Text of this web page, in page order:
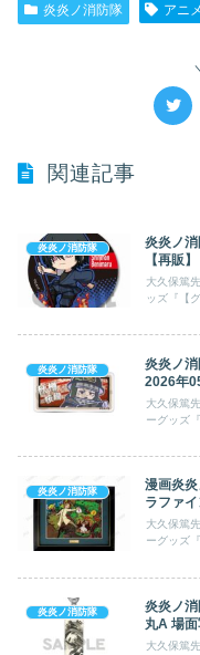
炎炎ノ消防隊 アニ
関連記事
炎炎ノ消防隊
炎炎ノ
【再販
大久保篤
ッズ『【
炎炎ノ消防隊
炎炎ノ
2026年
大久保篤
ーグッズ
炎炎ノ消防隊
漫画炎
ラファ
大久保篤
ーグッズ
炎炎ノ消防隊
炎炎ノ消
丸A 場
大久保篤